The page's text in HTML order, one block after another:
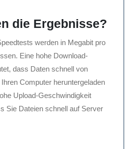
die Ergebnisse?
werden in Megabit pro
Eine hohe Download-
dass Daten schnell von
Computer heruntergeladen
Upload-Geschwindigkeit
Sie Dateien schnell auf Server